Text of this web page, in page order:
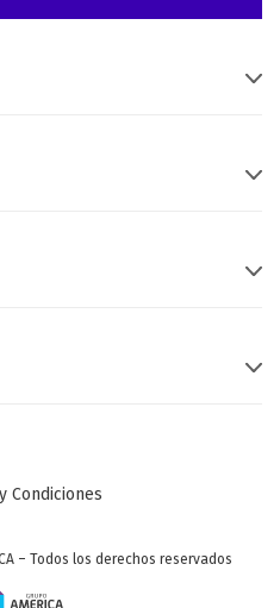
Condiciones
– Todos los derechos reservados